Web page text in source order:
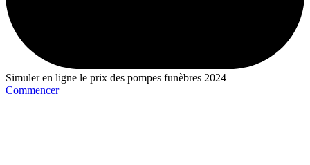
Simuler en ligne le prix des pompes funèbres 2024
Commencer